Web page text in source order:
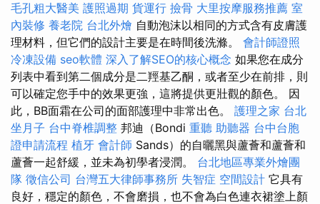
毛孔粗大醫美 護照過期 貨運行 撿骨 大里按摩服務推薦 室
內裝修 養老院 台北外燴 自動泡沫以相同的方式含有皮膚護
理材料，但它們的設計主要是在時間後洗滌。 會計師證照
冷凍設備 seo軟體 深入了解SEO的核心概念 如果您在成分
列表中看到第二個成分是二羥基乙酮，或者至少在前排，則
可以確定您手中的效果更強，這將提供更壯觀的顏色。 因
此，BB面霜在公司的面部護理中非常出色。 護理之家 台北
坐月子 台中脊椎調整 邦迪（Bondi 重聽 助聽器 台中台胞
證申請流程 植牙 會計師 Sands）的自曬黑與蘆薈和蘆薈和
蘆薈一起舒緩，並未為初學者浸潤。 台北地區專業外燴團
隊 徵信公司 台灣五大律師事務所 失智症 空間設計 它具有
良好，穩定的顏色，不會磨損，也不會為白色連衣裙塗上顏